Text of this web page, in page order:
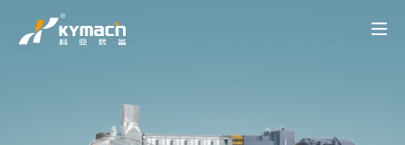
产品中心
智能配混解决方案